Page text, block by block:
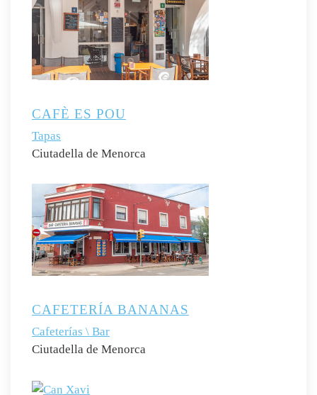
CAFÈ ES POU
Tapas
Ciutadella de Menorca
CAFETERÍA BANANAS
Cafeterías \ Bar
Ciutadella de Menorca